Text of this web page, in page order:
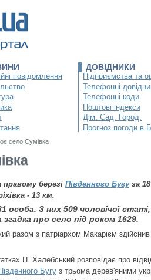
повідомлення
ДОВІДНИКИ
Підприємства та
Телефонні
Телефонні коди
Поштові індекси
Дім. Сад. Город.
Прогноз погоди в
село Сумівка
березі Південного Бугуза
- 13 км.
особа. З них 509 чоловічої статі,
про село під роком 1629.
разом з патріархом Макарієм здійснив
П. Халебський розповідає про
Південного Бугу з трьома дерев'яними